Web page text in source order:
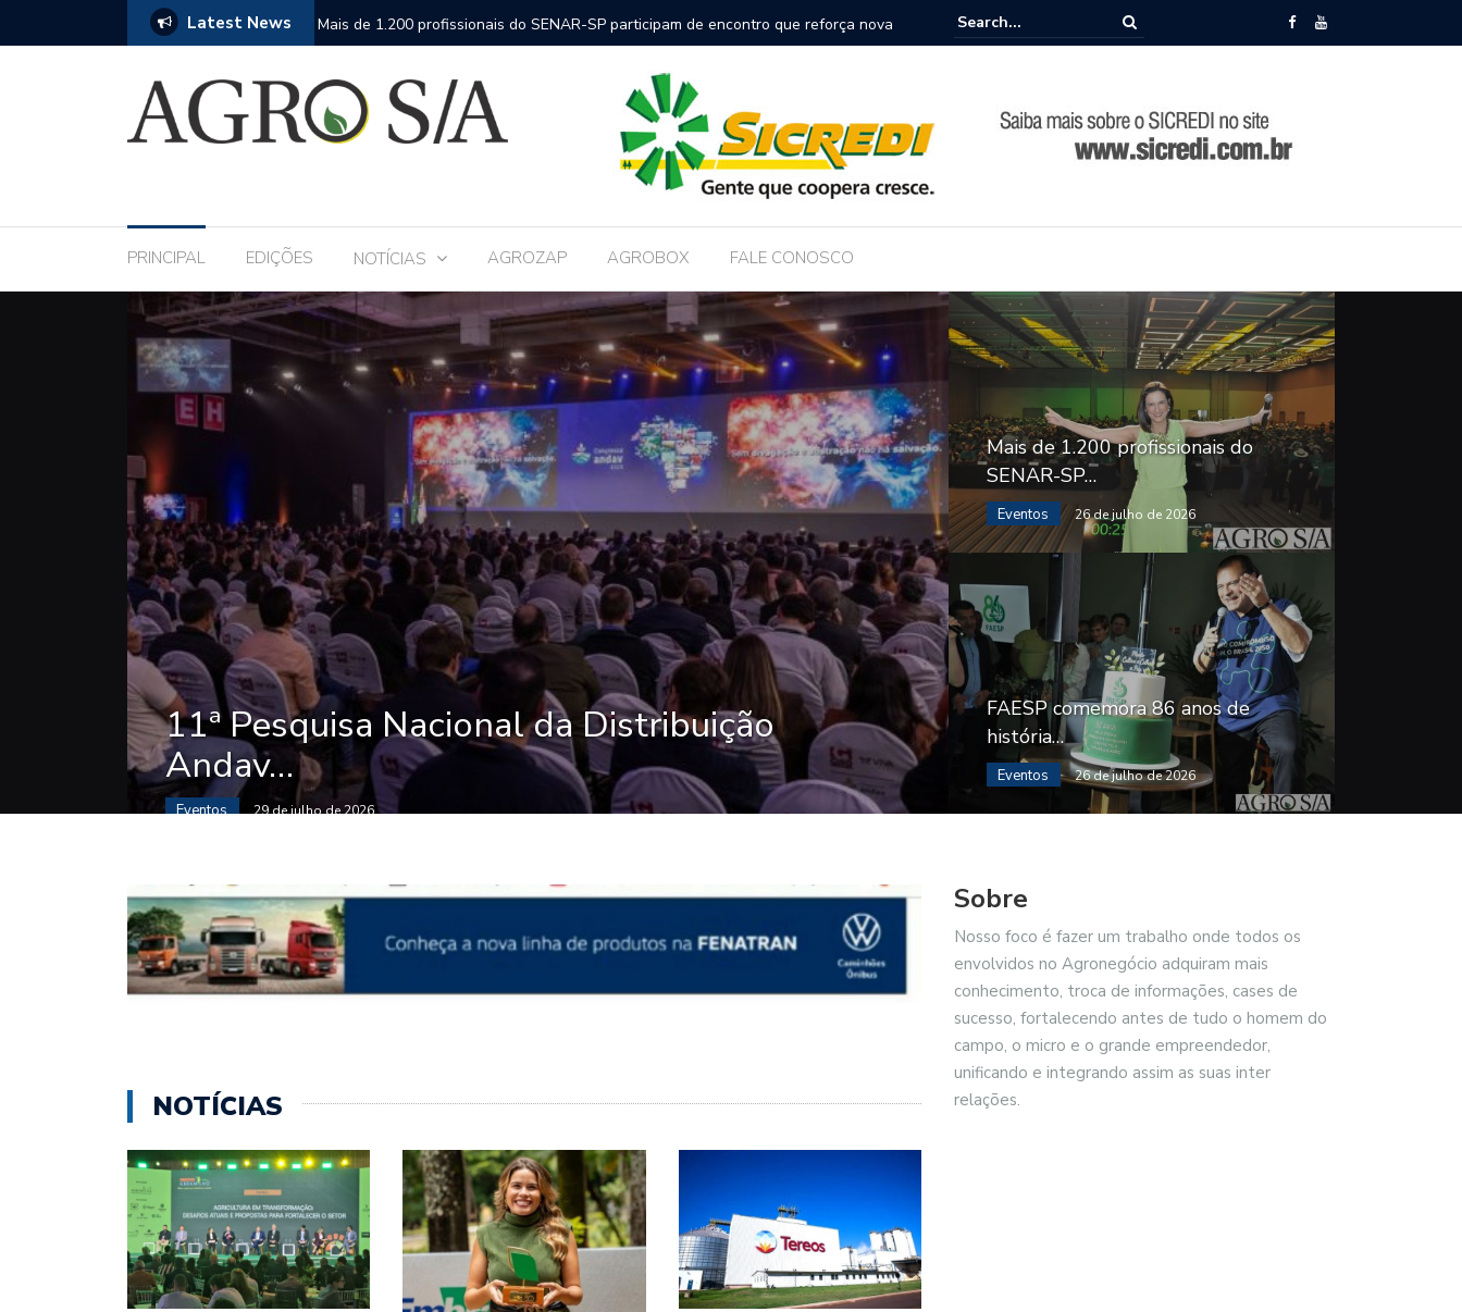
Latest News
2026 apresentará o mais completo
Mais de 1.200 profissionais do SENAR-SP participam de encontro que reforça nova
fase da assistência técnica no campo
FAESP comemora 86 anos de história durante Encontro de Lideranças em
PRINCIPAL EDIÇÕES NOTÍCIAS AGROZAP AGROBOX FALE CONOSCO
11ª Pesquisa Nacional da Distribuição
Andav…
Eventos 29 de julho de 2026
Mais de 1.200 profissionais do
SENAR-SP…
Eventos 26 de julho de 2026
FAESP comemora 86 anos de
história…
Eventos 26 de julho de 2026
NOTÍCIAS
Sobre
Nosso foco é fazer um trabalho onde todos os
envolvidos no Agronegócio adquiram mais
conhecimento, troca de informações, cases de
sucesso, fortalecendo antes de tudo o homem do
campo, o micro e o grande empreendedor,
unificando e integrando assim as suas inter
relações.